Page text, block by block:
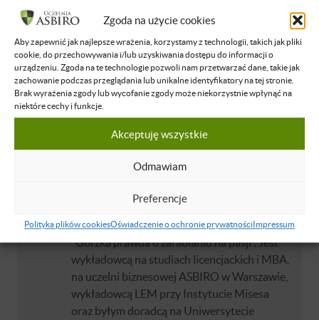
Zgoda na użycie cookies
Aby zapewnić jak najlepsze wrażenia, korzystamy z technologii, takich jak pliki
cookie, do przechowywania i/lub uzyskiwania dostępu do informacji o
urządzeniu. Zgoda na te technologie pozwoli nam przetwarzać dane, takie jak
zachowanie podczas przeglądania lub unikalne identyfikatory na tej stronie.
Brak wyrażenia zgody lub wycofanie zgody może niekorzystnie wpłynąć na
niektóre cechy i funkcje.
Akceptuję wszystkie
Odmawiam
Preferencje
Polityka plików cookiesOświadczenie o ochronie prywatnościImpressum
Nie masz dostępu do tej podstrony.
Zaloguj się
O WYKŁADOWCY
Michał Kosel
założyciel Kancelarii Irbis oraz Fundacji
„Gorzka prawda o przedsiębiorczości”,
„Gorzka prawda o rynku pracownika” oraz
"Gorzka prawda o zarabianiu na pasji". Jest
wykładowcą na studiach licencjackich i MBA,
na uczelni biznesowej ASBIRO w Warszawie,
wykładowcą LEM przy Instytucie Misesa
oraz byłym doradcą na Uniwersytecie